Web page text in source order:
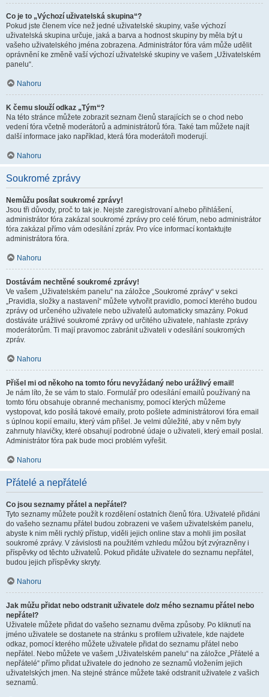
Co je to „Výchozí uživatelská skupina“?
Pokud jste členem více než jedné uživatelské skupiny, vaše výchozí
uživatelská skupina určuje, jaká a barva a hodnost skupiny by měla být u
vašeho uživatelského jména zobrazena. Administrátor fóra vám může udělit
oprávnění ke změně vaší výchozí uživatelské skupiny ve vašem „Uživatelském
panelu“.
Nahoru
K čemu slouží odkaz „Tým“?
Na této stránce můžete zobrazit seznam členů starajících se o chod nebo
vedení fóra včetně moderátorů a administrátorů fóra. Také tam můžete najít
další informace jako například, která fóra moderátoři moderují.
Nahoru
Soukromé zprávy
Nemůžu posílat soukromé zprávy!
Jsou tři důvody, proč to tak je. Nejste zaregistrovaní a/nebo přihlášení,
administrátor fóra zakázal soukromé zprávy pro celé fórum, nebo administrátor
fóra zakázal přímo vám odesílání zpráv. Pro více informací kontaktujte
administrátora fóra.
Nahoru
Dostávám nechtěné soukromé zprávy!
Ve vašem „Uživatelském panelu“ na záložce „Soukromé zprávy“ v sekci
„Pravidla, složky a nastavení“ můžete vytvořit pravidlo, pomocí kterého budou
zprávy od určeného uživatele nebo uživatelů automaticky smazány. Pokud
dostáváte urážlivé soukromé zprávy od určitého uživatele, nahlaste zprávy
moderátorům. Ti mají pravomoc zabránit uživateli v odesílání soukromých
zpráv.
Nahoru
Přišel mi od někoho na tomto fóru nevyžádaný nebo urážlivý email!
Je nám líto, že se vám to stalo. Formulář pro odesílání emailů používaný na
tomto fóru obsahuje obranné mechanismy, pomocí kterých můžeme
vystopovat, kdo posílá takové emaily, proto pošlete administrátorovi fóra email
s úplnou kopií emailu, který vám přišel. Je velmi důležité, aby v něm byly
zahrnuty hlavičky, které obsahují podrobné údaje o uživateli, který email poslal.
Administrátor fóra pak bude moci problém vyřešit.
Nahoru
Přátelé a nepřátelé
Co jsou seznamy přátel a nepřátel?
Tyto seznamy můžete použít k rozdělení ostatních členů fóra. Uživatelé přidáni
do vašeho seznamu přátel budou zobrazeni ve vašem uživatelském panelu,
abyste k nim měli rychlý přístup, viděli jejich online stav a mohli jim posílat
soukromé zprávy. V závislosti na použitém vzhledu můžou být zvýrazněny i
příspěvky od těchto uživatelů. Pokud přidáte uživatele do seznamu nepřátel,
budou jejich příspěvky skryty.
Nahoru
Jak můžu přidat nebo odstranit uživatele do/z mého seznamu přátel nebo
nepřátel?
Uživatele můžete přidat do vašeho seznamu dvěma způsoby. Po kliknutí na
jméno uživatele se dostanete na stránku s profilem uživatele, kde najdete
odkaz, pomocí kterého můžete uživatele přidat do seznamu přátel nebo
nepřátel. Nebo můžete ve vašem „Uživatelském panelu“ na záložce „Přátelé a
nepřátelé“ přímo přidat uživatele do jednoho ze seznamů vložením jejich
uživatelských jmen. Na stejné stránce můžete také odstranit uživatele z vašich
seznamů.